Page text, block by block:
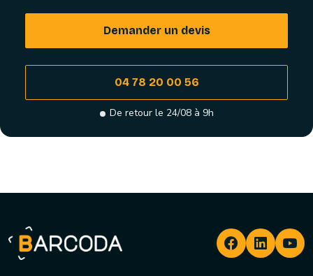
Demander un devis
04 78 20 00 56
De retour le 24/08 à 9h